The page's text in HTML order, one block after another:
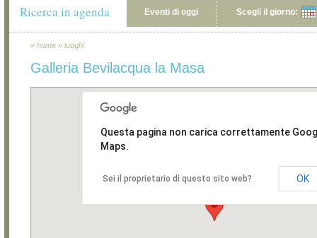
Ricerca in agenda Eventi di oggi Scegli il giorno:
» home » luoghi
Galleria Bevilacqua la Masa
Questa pagina non carica correttamente
Maps.
Sei il proprietario di questo sito web? OK